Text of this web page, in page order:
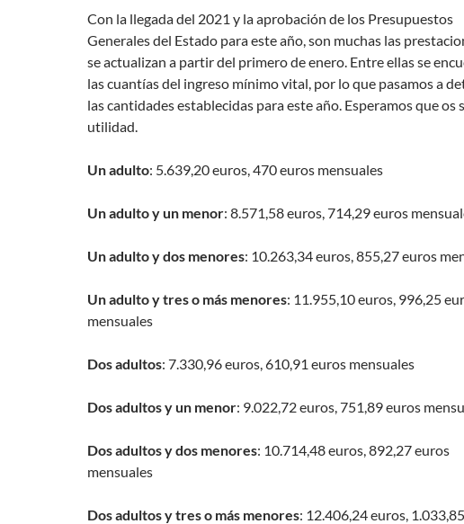
Con la llegada del 2021 y la aprobación de los Presupuestos
Generales del Estado para este año, son muchas las
se actualizan a partir del primero de enero. Entre ellas se
las cuantías del ingreso mínimo vital, por lo que pasamos a
las cantidades establecidas para este año. Esperamos que os
utilidad.
Un adulto: 5.639,20 euros, 470 euros mensuales
Un adulto y un menor: 8.571,58 euros, 714,29 euros
Un adulto y dos menores: 10.263,34 euros, 855,27 euros
Un adulto y tres o más menores: 11.955,10 euros, 996,25
mensuales
Dos adultos: 7.330,96 euros, 610,91 euros mensuales
Dos adultos y un menor: 9.022,72 euros, 751,89 euros
Dos adultos y dos menores: 10.714,48 euros, 892,27 euros
mensuales
Dos adultos y tres o más menores: 12.406,24 euros,